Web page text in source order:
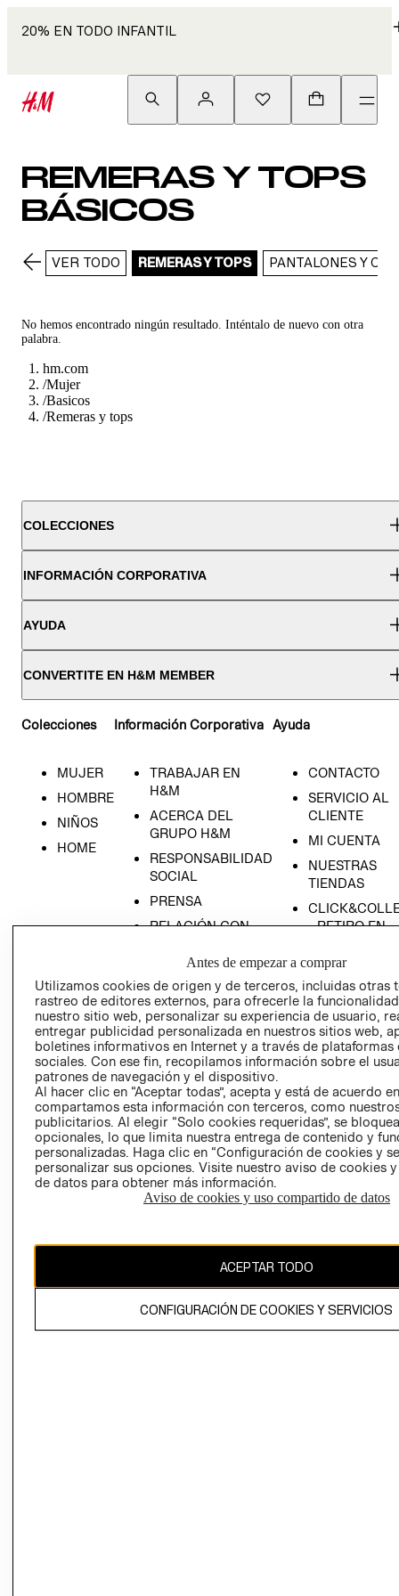
20% EN TODO INFANTIL
REMERAS Y TOPS
BÁSICOS
VER TODO REMERAS Y TOPS PANTALONES Y
No hemos encontrado ningún resultado. Inténtalo de nuevo con otra
palabra.
hm.com
/Mujer
/Basicos
/Remeras y tops
COLECCIONES
INFORMACIÓN CORPORATIVA
AYUDA
CONVERTITE EN H&M MEMBER
Colecciones
MUJER
HOMBRE
NIÑOS
HOME
Información Corporativa
TRABAJAR EN
H&M
ACERCA DEL
GRUPO H&M
RESPONSABILIDAD
SOCIAL
PRENSA
RELACIÓN CON
POLÍTICA
EMPRESARIAL
Ayuda
CONTACTO
SERVICIO AL
CLIENTE
MI CUENTA
NUESTRAS
TIENDAS
- RETIRO EN
TÉRMINOS Y
CONDICIONES
AVISO DE
PRIVACIDAD
GIFT CARD
COOKIES
CAMBIAR REGIÓN
El contenido de esta página web está protegido por copyright y es
Antes de empezar a comprar
Utilizamos cookies de origen y de terceros, incluidas otras
rastreo de editores externos, para ofrecerle la
nuestro sitio web, personalizar su experiencia de usuario,
entregar publicidad personalizada en nuestros sitios web,
boletines informativos en Internet y a través de plataformas
sociales. Con ese fin, recopilamos información sobre el
patrones de navegación y el dispositivo.
Al hacer clic en “Aceptar todas”, acepta y está de acuerdo
compartamos esta información con terceros, como
publicitarios. Al elegir “Solo cookies requeridas”, se
opcionales, lo que limita nuestra entrega de contenido y
personalizadas. Haga clic en “Configuración de cookies y
personalizar sus opciones. Visite nuestro aviso de cookies
de datos para obtener más información.
Aviso de cookies y uso compartido de datos
ACEPTAR TODO
CONFIGURACIÓN DE COOKIES Y SERVICIOS